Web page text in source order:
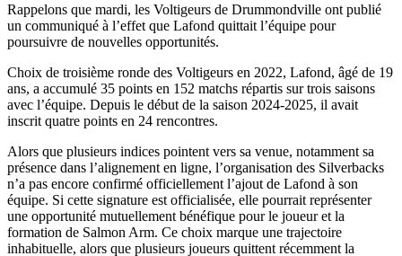
Rappelons que mardi, les Voltigeurs de Drummondville ont publié
un communiqué à l’effet que Lafond quittait l’équipe pour
poursuivre de nouvelles opportunités.
Choix de troisième ronde des Voltigeurs en 2022, Lafond, âgé de 19
ans, a accumulé 35 points en 152 matchs répartis sur trois saisons
avec l’équipe. Depuis le début de la saison 2024-2025, il avait
inscrit quatre points en 24 rencontres.
Alors que plusieurs indices pointent vers sa venue, notamment sa
présence dans l’alignement en ligne, l’organisation des Silverbacks
n’a pas encore confirmé officiellement l’ajout de Lafond à son
équipe. Si cette signature est officialisée, elle pourrait représenter
une opportunité mutuellement bénéfique pour le joueur et la
formation de Salmon Arm. Ce choix marque une trajectoire
inhabituelle, alors que plusieurs joueurs quittent récemment la